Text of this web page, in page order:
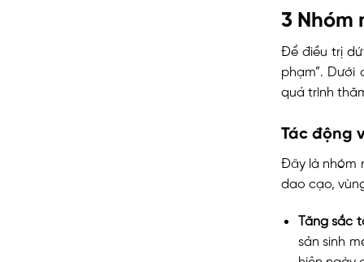
3 Nhóm
Để điều trị
phạm”.
quá trình
Tác động
Đây là nhóm
dao cạo,
Tăng sắc
sản sinh